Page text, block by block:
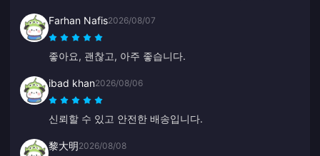
Farhan Nafis2026/08/07
좋아요, 괜찮고, 아주 좋습니다.
ibad khan2026/08/06
신뢰할 수 있고 안전한 배송입니다.
黎大明2026/08/08